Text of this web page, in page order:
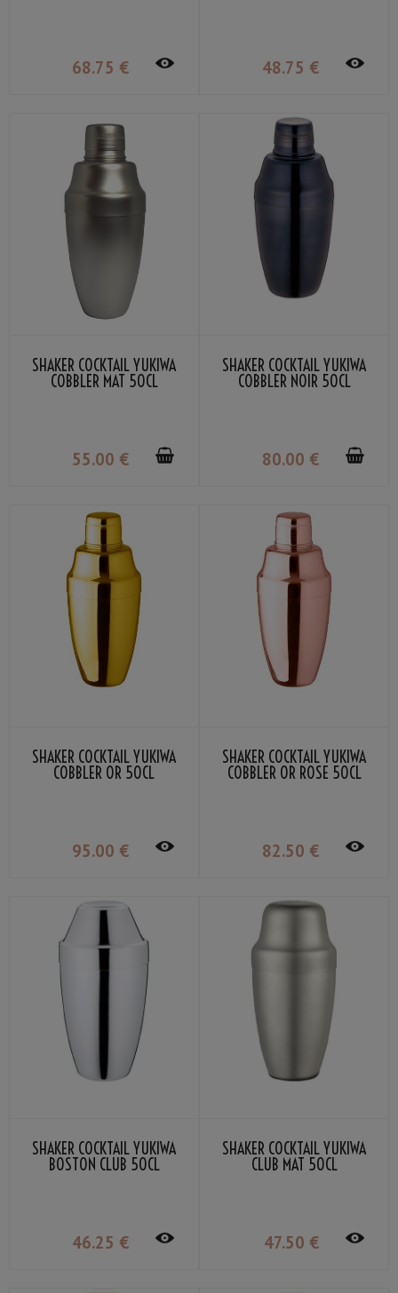
68.75 € 48.75 €
SHAKER COCKTAIL YUKIWA
COBBLER MAT 50CL
55.00 €
SHAKER COCKTAIL YUKIWA
COBBLER NOIR 50CL
80.00 €
SHAKER COCKTAIL YUKIWA
COBBLER OR 50CL
95.00 €
SHAKER COCKTAIL YUKIWA
COBBLER OR ROSE 50CL
82.50 €
SHAKER COCKTAIL YUKIWA
BOSTON CLUB 50CL
46.25 €
SHAKER COCKTAIL YUKIWA
CLUB MAT 50CL
47.50 €